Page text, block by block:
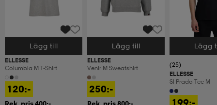
Välj storlek
Lägg till
ELLESSE
Columbia M T-Shirt
120:-
Välj storlek
Lägg till
ELLESSE
Venir M Sweatshirt
250:-
Välj storlek
Lägg
(25)
ELLESSE
Sl Prado Tee M
199:-